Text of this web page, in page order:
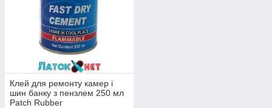
Клей для ремонту камер і
шин банку з пензлем 250 мл
Patch Rubber